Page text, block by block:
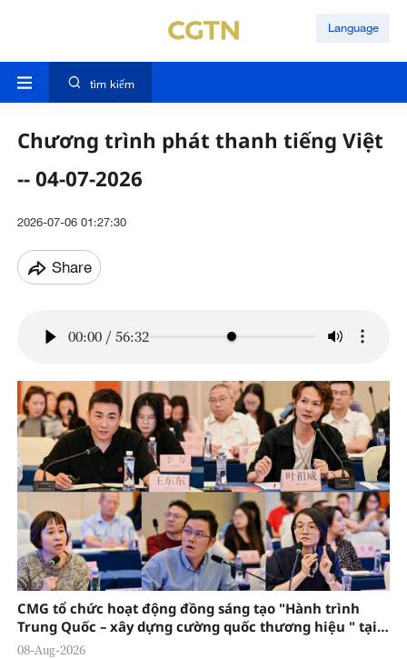
Language
tìm kiếm
Chương trình phát thanh tiếng Việt
-- 04-07-2026
2026-07-06 01:27:30
Share
00:00 / 56:32
CMG tổ chức hoạt động đồng sáng tạo "Hành trình
Trung Quốc – xây dựng cường quốc thương hiệu " tại
Đông Quản
08-Aug-2026